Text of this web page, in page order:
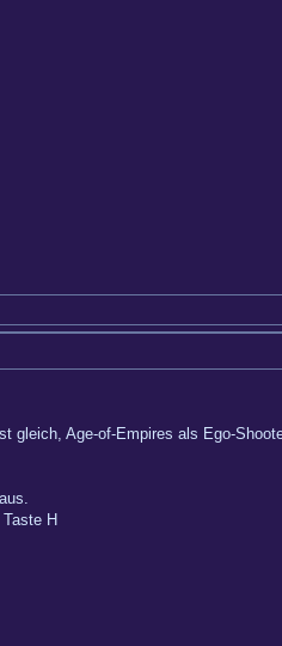
gleich, Age-of-Empires als Ego-
H